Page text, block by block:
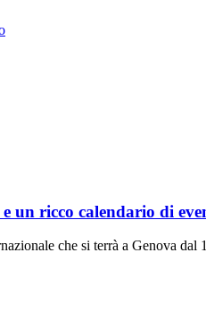
un ricco calendario di
che si terrà a Genova